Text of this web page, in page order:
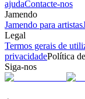
ajudaContacte-nos
Jamendo
Jamendo para artistas
Legal
Termos gerais de
privacidadePolítica
Siga-nos